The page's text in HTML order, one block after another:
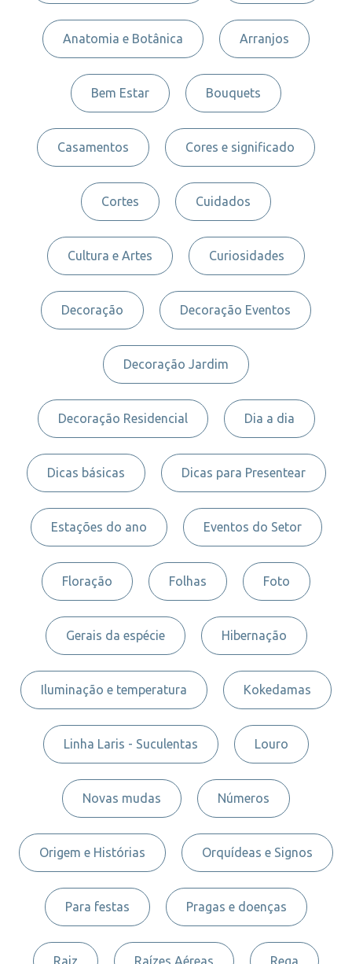
Anatomia e Botânica Arranjos
Bem Estar Bouquets
Casamentos Cores e significado
Cortes Cuidados
Cultura e Artes Curiosidades
Decoração Decoração Eventos
Decoração Jardim
Decoração Residencial Dia a dia
Dicas básicas Dicas para Presentear
Estações do ano Eventos do Setor
Floração Folhas Foto
Gerais da espécie Hibernação
Iluminação e temperatura Kokedamas
Linha Laris - Suculentas Louro
Novas mudas Números
Origem e Histórias Orquídeas e Signos
Para festas Pragas e doenças
Raiz Raízes Aéreas Rega